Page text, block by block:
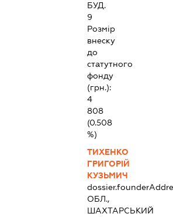
БУД.
9
Розмір
внеску
до
статутного
фонду
(грн.):
4
808
(0.508
%)
ТИХЕНКО
ГРИГОРІЙ
КУЗЬМИЧ
ОБЛ.,
ШАХТАРСЬКИЙ